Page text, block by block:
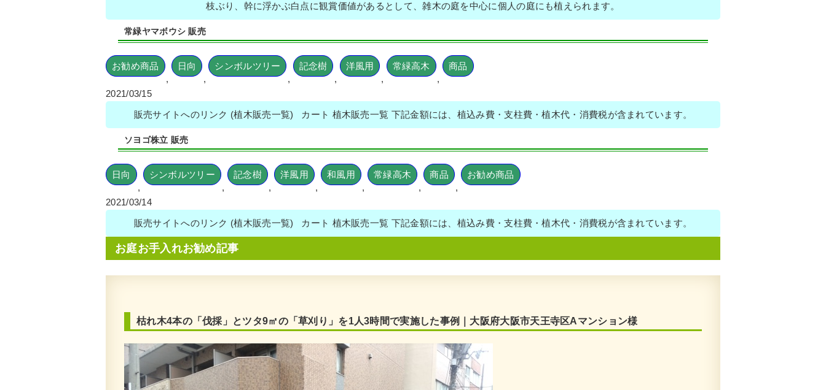
枝ぶり、幹に浮かぶ白点に観賞価値があるとして、雑木の庭を中心に個人の庭にも植えられます。
常緑ヤマボウシ 販売
お勧め商品
,
日向
,
シンボルツリー
,
記念樹
,
洋風用
,
常緑高木
,
商品
2021/03/15
販売サイトへのリンク (植木販売一覧) カート 植木販売一覧 下記金額には、植込み費・支柱費・植木代・消費税が含まれています。
ソヨゴ株立 販売
日向
,
シンボルツリー
,
記念樹
,
洋風用
,
和風用
,
常緑高木
,
商品
,
お勧め商品
2021/03/14
販売サイトへのリンク (植木販売一覧) カート 植木販売一覧 下記金額には、植込み費・支柱費・植木代・消費税が含まれています。
お庭お手入れお勧め記事
枯れ木4本の「伐採」とツタ9㎡の「草刈り」を1人3時間で実施した事例｜大阪府大阪市天王寺区Aマンション様